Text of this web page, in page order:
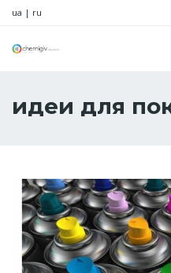
ua | ru
идеи для